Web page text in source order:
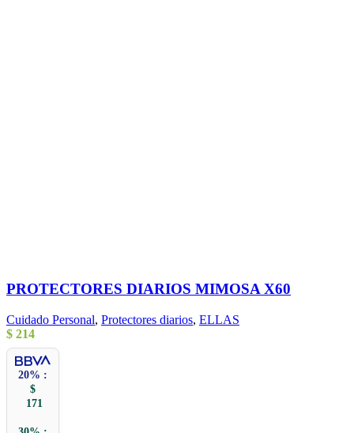
PROTECTORES DIARIOS MIMOSA X60
Cuidado Personal, Protectores diarios, ELLAS
$ 214
20% :
$
171